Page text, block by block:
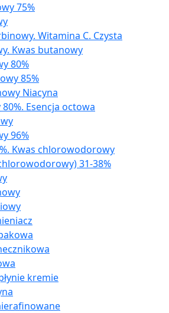
75%
Witamina C. Czysta
Kwas butanowy
80%
85%
Niacyna
Esencja octowa
96%
Kwas chlorowodorowy
31-38%
kremie